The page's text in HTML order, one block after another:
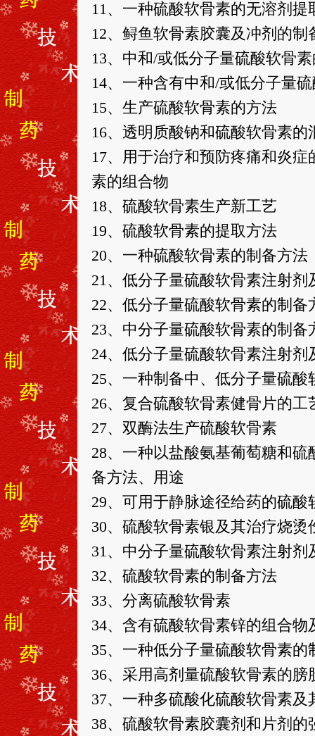
11、一种硫酸软骨素的无溶剂提
12、鲟鱼软骨素胶囊及冲剂的制
13、中和/或低分子量硫酸软骨
14、一种含有中和/或低分子量
15、生产硫酸软骨素的方法
16、透明质酸钠和硫酸软骨素
17、用于治疗和预防疼痛和炎
素的组合物
18、硫酸软骨素生产新工艺
19、硫酸软骨素的提取方法
20、一种硫酸软骨素的制备方法
21、低分子量硫酸软骨素注射剂
22、低分子量硫酸软骨素的制备
23、中分子量硫酸软骨素的制备
24、低分子量硫酸软骨素注射剂
25、一种制备中、低分子量硫
26、复合硫酸软骨素健骨片的工
27、双酶法生产硫酸软骨素
28、一种以盐酸氨基葡萄糖和
备方法、用途
29、可用于静脉途径给药的硫
30、硫酸软骨素银及其治疗烧烫
31、中分子量硫酸软骨素注射剂
32、硫酸软骨素的制备方法
33、分离硫酸软骨素
34、含有硫酸软骨素锌的组合物
35、一种低分子量硫酸软骨素的
36、采用高剂量硫酸软骨素的膀
37、一种多硫酸化硫酸软骨素及
38、硫酸软骨素胶囊剂和片剂